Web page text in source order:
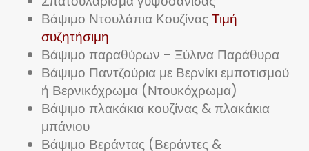
Βάψιμο Ντουλάπια ΚουζίναςΤιμή
συζητήσιμη
Βάψιμο παραθύρων - Ξύλινα Παράθυρα
Βάψιμο Παντζούρια με Βερνίκι εμποτισμού
ή Βερνικόχρωμα (Ντουκόχρωμα)
Βάψιμο πλακάκια κουζίνας & πλακάκια
μπάνιου
Βάψιμο Βεράντας (Βεράντες &